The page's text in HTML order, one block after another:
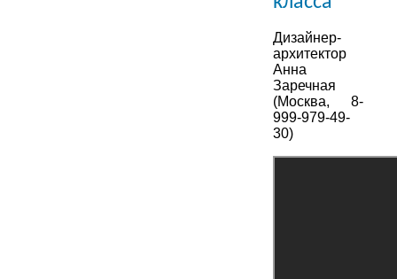
Дизайнер-
архитектор
Анна
Заречная
(Москва, 8-
999-979-49-
30)